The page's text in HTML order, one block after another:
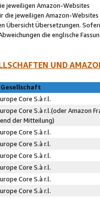
jeweiligen Amazon-Websites
die jeweiligen Amazon-Websites
Übersicht Übersetzungen.
die englische
UND
Core S.à r.l.
Core S.à r.l.(oder Amazon
der Mitteilung)
Core S.à r.l.
Core S.à r.l.
Core S.à r.l.
Core S.à r.l.
Core S.à r.l.
Core S.à r.l.